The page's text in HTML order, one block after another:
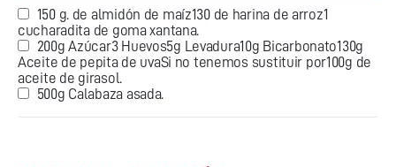
150 g. de almidón de maíz130 de harina de arroz1
cucharadita de goma xantana.
200g Azúcar3 Huevos5g Levadura10g Bicarbonato130g
Aceite de pepita de uvaSi no tenemos sustituir por100g de
aceite de girasol.
500g Calabaza asada.